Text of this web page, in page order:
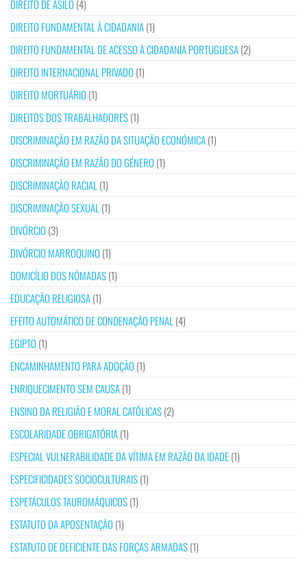
DIREITO DE ASILO (4)
DIREITO FUNDAMENTAL À CIDADANIA(1)
DIREITO FUNDAMENTAL DE ACESSO À CIDADANIA PORTUGUESA(2)
DIREITO INTERNACIONAL PRIVADO (1)
DIREITO MORTUÁRIO (1)
DIREITOS DOS TRABALHADORES(1)
DISCRIMINAÇÃO EM RAZÃO DA SITUAÇÃO ECONÓMICA(1)
DISCRIMINAÇÃO EM RAZÃO DO GÉNERO (1)
DISCRIMINAÇÃO RACIAL (1)
DISCRIMINAÇÃO SEXUAL (1)
DIVÓRCIO (3)
DIVÓRCIO MARROQUINO (1)
DOMICÍLIO DOS NÓMADAS(1)
EDUCAÇÃO RELIGIOSA(1)
EFEITO AUTOMÁTICO DE CONDENAÇÃO PENAL (4)
EGIPTO (1)
ENCAMINHAMENTO PARA ADOÇÃO (1)
ENRIQUECIMENTO SEM CAUSA(1)
ENSINO DA RELIGIÃO E MORAL CATÓLICAS(2)
ESCOLARIDADE OBRIGATÓRIA(1)
ESPECIAL VULNERABILIDADE DA VÍTIMA EM RAZÃO DA IDADE(1)
ESPECIFICIDADES SOCIOCULTURAIS(1)
ESPETÁCULOS TAUROMÁQUICOS(1)
ESTATUTO DA APOSENTAÇÃO (1)
ESTATUTO DE DEFICIENTE DAS FORÇAS ARMADAS(1)